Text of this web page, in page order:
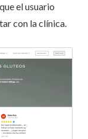
el usuario
con la clínica.